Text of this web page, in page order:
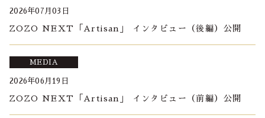
2026年07月03日
ZOZO NEXT「Artisan」 インタビュー（後編）公開
MEDIA
2026年06月19日
ZOZO NEXT「Artisan」 インタビュー（前編）公開